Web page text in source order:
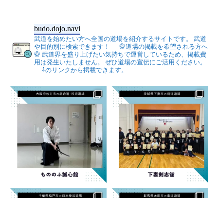
budo.dojo.navi
武道を始めたい方へ全国の道場を紹介するサイトです。
武道
や目的別に検索できます！
🥋道場の掲載を希望される方へ
🥋 武道界を盛り上げたい気持ちで運営しているため、掲載費
用は発生いたしません。
ぜひ道場の宣伝にご活用ください。
⇩のリンクから掲載できます。